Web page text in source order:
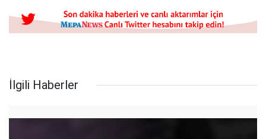
İlgili Haberler